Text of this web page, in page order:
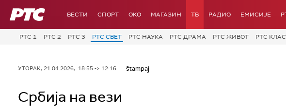
РТС ВЕСТИ СПОРТ OKO МАГАЗИН ТВ РАДИО ЕМИСИЈЕ
РТС 1 РТС 2 РТС 3 РТС СВЕТ РТС НАУКА РТС ДРАМА РТС ЖИВОТ РТС
УТОРАК, 21.04.2026, 18:55 -> 12:16 štampaj
Србија на вези